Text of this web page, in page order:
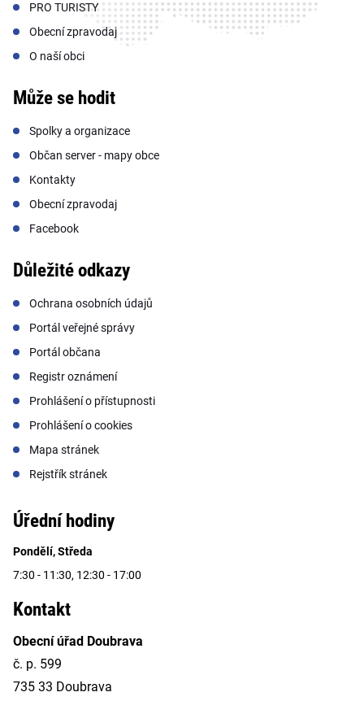
PRO TURISTY
Obecní zpravodaj
O naší obci
Může se hodit
Spolky a organizace
Občan server - mapy obce
Kontakty
Obecní zpravodaj
Facebook
Důležité odkazy
Ochrana osobních údajů
Portál veřejné správy
Portál občana
Registr oznámení
Prohlášení o přístupnosti
Prohlášení o cookies
Mapa stránek
Rejstřík stránek
Úřední hodiny
Pondělí, Středa
7:30 - 11:30, 12:30 - 17:00
Kontakt
Obecní úřad Doubrava
č. p. 599
735 33 Doubrava